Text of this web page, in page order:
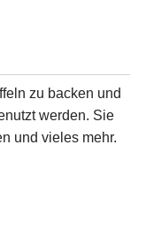
zu backen und
werden. Sie
und vieles mehr.